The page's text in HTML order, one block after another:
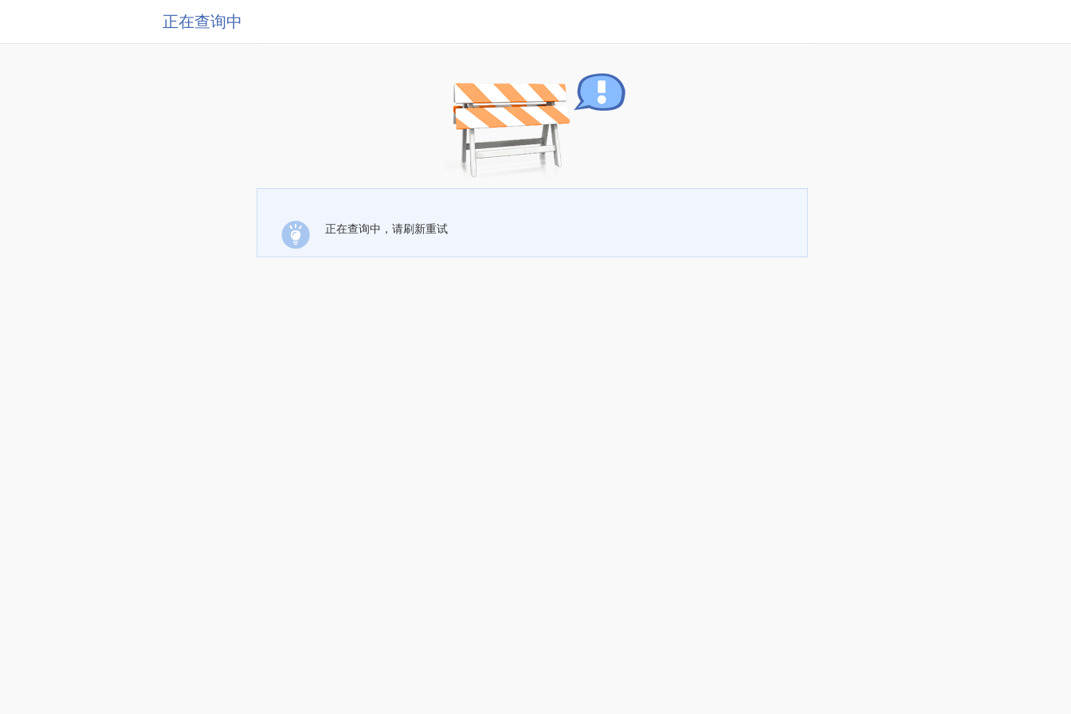
正在查询中
正在查询中，请刷新重试